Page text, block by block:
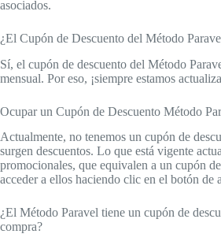
asociados.
¿El Cupón de Descuento del Método
Sí, el cupón de descuento del Método
mensual. Por eso, ¡siempre estamos
Ocupar un Cupón de Descuento Método
Actualmente, no tenemos un cupón de
surgen descuentos. Lo que está vigente
promocionales, que equivalen a un cupón
acceder a ellos haciendo clic en el botón de
¿El Método Paravel tiene un cupón de
compra?